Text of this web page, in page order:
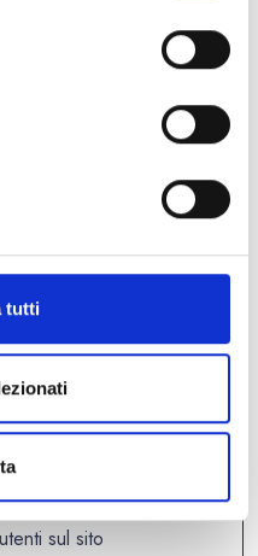
tutti
medio
e quali
sono state
dati statistici
sul sito
e